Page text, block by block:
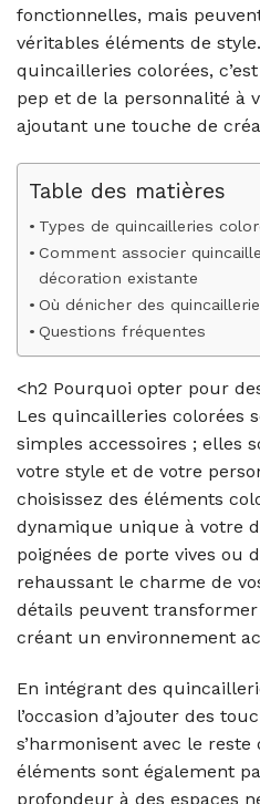
fonctionnelles, mais
véritables éléments de
quincailleries colorées,
pep et de la personnalité à
ajoutant une touche de
Table des matières
Types de quincailleries
Comment associer
décoration existante
Où dénicher des
Questions fréquentes
<h2 Pourquoi opter pour
Les quincailleries colorées
simples accessoires ; elles
votre style et de votre
choisissez des éléments
dynamique unique à votre
poignées de porte vives ou
rehaussant le charme de
détails peuvent transformer
créant un environnement
En intégrant des
l’occasion d’ajouter des
s’harmonisent avec le reste
éléments sont également
profondeur à des espaces